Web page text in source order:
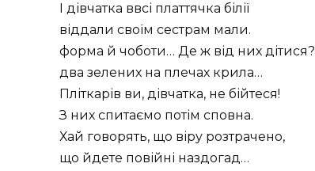
І дівчатка ввсі платтячка білії
віддали своїм сестрам мали.
форма й чоботи… Де ж від них дітися?
два зелених на плечах крила…
Пліткарів ви, дівчатка, не бійтеся!
З них спитаємо потім сповна.
Хай говорять, що віру розтрачено,
що йдете повійні наздогад…